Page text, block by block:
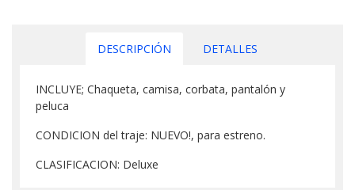
DESCRIPCIÓN DETALLES
INCLUYE; Chaqueta, camisa, corbata, pantalón y
peluca
CONDICION del traje: NUEVO!, para estreno.
CLASIFICACION: Deluxe